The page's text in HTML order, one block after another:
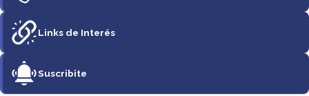
Links de Interés
Suscribite